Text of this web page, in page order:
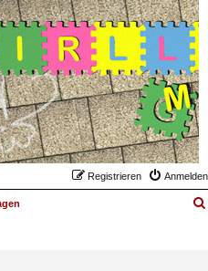
Anmelden
Registrieren